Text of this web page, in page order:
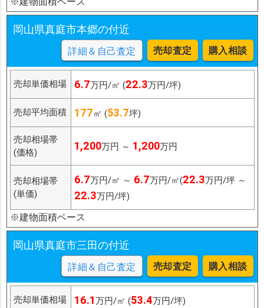
岡山県真庭市本郷の付近
詳細＆自己査定 売却査定 購入相談
売却単価相場 6.7万円/㎡ (22.3万円/坪)
売却平均面積 177㎡ (53.7坪)
売却相場帯
(価格)
1,200万円 ～ 1,200万円
売却相場帯
(単価)
6.7万円/㎡ ～ 6.7万円/㎡(22.3万円/坪 ～
22.3万円/坪)
※建物面積ベース
岡山県真庭市三田の付近
詳細＆自己査定 売却査定 購入相談
売却単価相場 16.1万円/㎡ (53.4万円/坪)